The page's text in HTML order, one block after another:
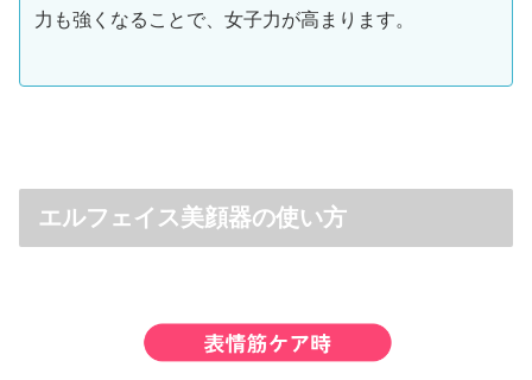
力も強くなることで、女子力が高まります。
エルフェイス美顔器の使い方